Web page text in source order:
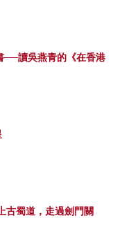
──讀吳燕青的《在香港
古蜀道，走過劍門關